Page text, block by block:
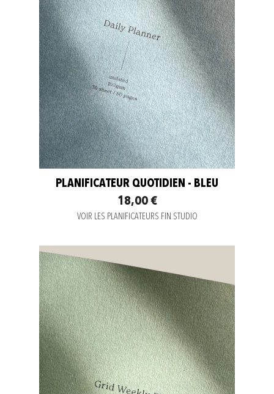
PLANIFICATEUR QUOTIDIEN - BLEU
18,00 €
VOIR LES PLANIFICATEURS FIN STUDIO